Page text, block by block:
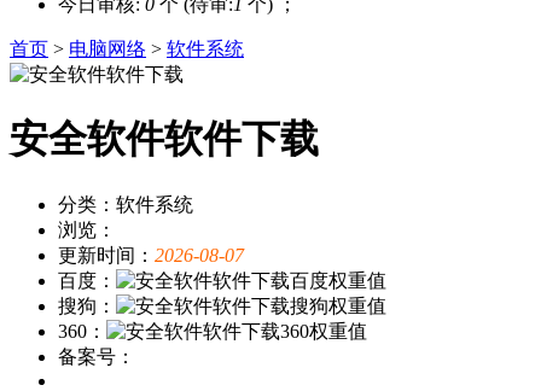
首页 > 电脑网络 > 软件系统
安全软件软件下载
分类：软件系统
浏览：
更新时间： 2026-08-07
百度：
搜狗：
360：
备案号：